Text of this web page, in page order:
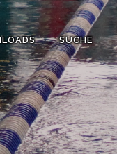
SUCHE